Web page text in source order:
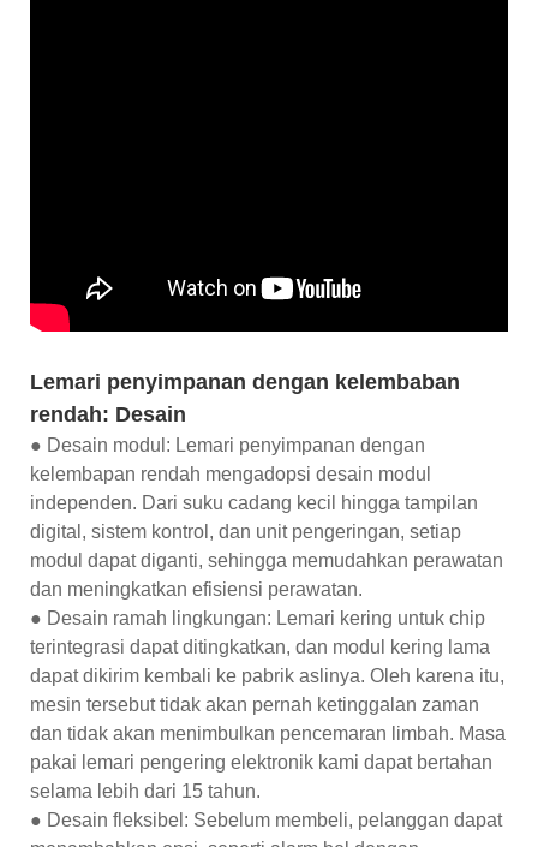
Lemari penyimpanan dengan kelembaban
rendah: Desain
● Desain modul: Lemari penyimpanan dengan
kelembapan rendah mengadopsi desain modul
independen. Dari suku cadang kecil hingga tampilan
digital, sistem kontrol, dan unit pengeringan, setiap
modul dapat diganti, sehingga memudahkan perawatan
dan meningkatkan efisiensi perawatan.
● Desain ramah lingkungan: Lemari kering untuk chip
terintegrasi dapat ditingkatkan, dan modul kering lama
dapat dikirim kembali ke pabrik aslinya. Oleh karena itu,
mesin tersebut tidak akan pernah ketinggalan zaman
dan tidak akan menimbulkan pencemaran limbah. Masa
pakai lemari pengering elektronik kami dapat bertahan
selama lebih dari 15 tahun.
● Desain fleksibel: Sebelum membeli, pelanggan dapat